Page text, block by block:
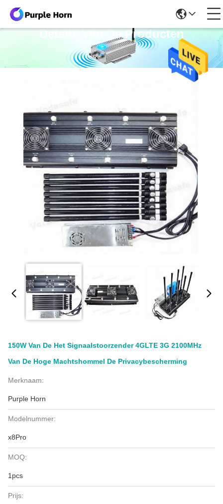
Details Van De Producten
150W Van De Het Signaalstoorzender 4GLTE 3G 2100MHz
Van De Hoge Machtshommel De Privacybescherming
Merknaam:
Purple Horn
Modelnummer:
x8Pro
MOQ:
1pcs
Prijs: